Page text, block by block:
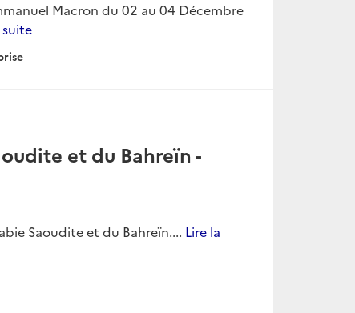
Macron du 02 au 04 Décembre
suite
et du Bahreïn -
Saoudite et du Bahreïn.... Lire la